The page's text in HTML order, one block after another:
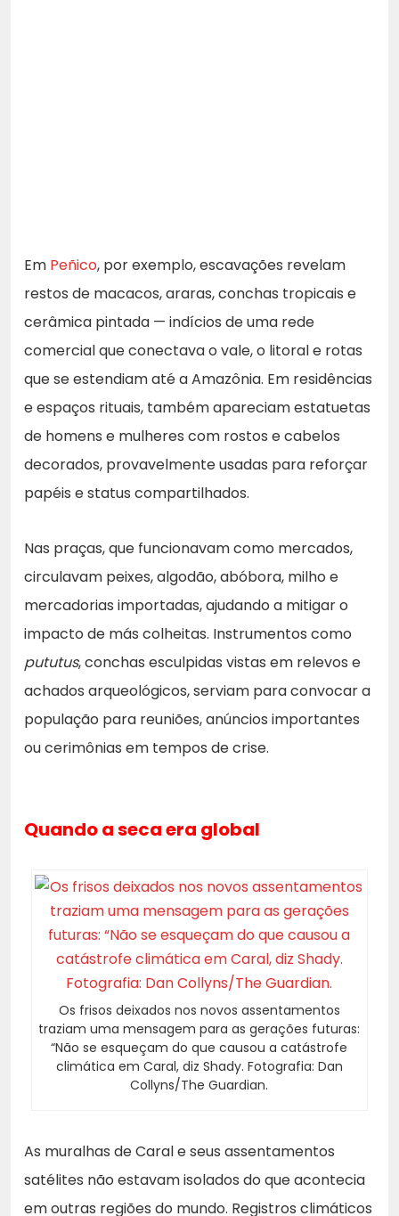
Em Peñico, por exemplo, escavações revelam
restos de macacos, araras, conchas tropicais e
cerâmica pintada — indícios de uma rede
comercial que conectava o vale, o litoral e rotas
que se estendiam até a Amazônia. Em residências
e espaços rituais, também apareciam estatuetas
de homens e mulheres com rostos e cabelos
decorados, provavelmente usadas para reforçar
papéis e status compartilhados.
Nas praças, que funcionavam como mercados,
circulavam peixes, algodão, abóbora, milho e
mercadorias importadas, ajudando a mitigar o
impacto de más colheitas. Instrumentos como
pututus, conchas esculpidas vistas em relevos e
achados arqueológicos, serviam para convocar a
população para reuniões, anúncios importantes
ou cerimônias em tempos de crise.
Quando a seca era global
Os frisos deixados nos novos assentamentos
traziam uma mensagem para as gerações futuras:
“Não se esqueçam do que causou a catástrofe
climática em Caral, diz Shady. Fotografia: Dan
Collyns/The Guardian.
As muralhas de Caral e seus assentamentos
satélites não estavam isolados do que acontecia
em outras regiões do mundo. Registros climáticos